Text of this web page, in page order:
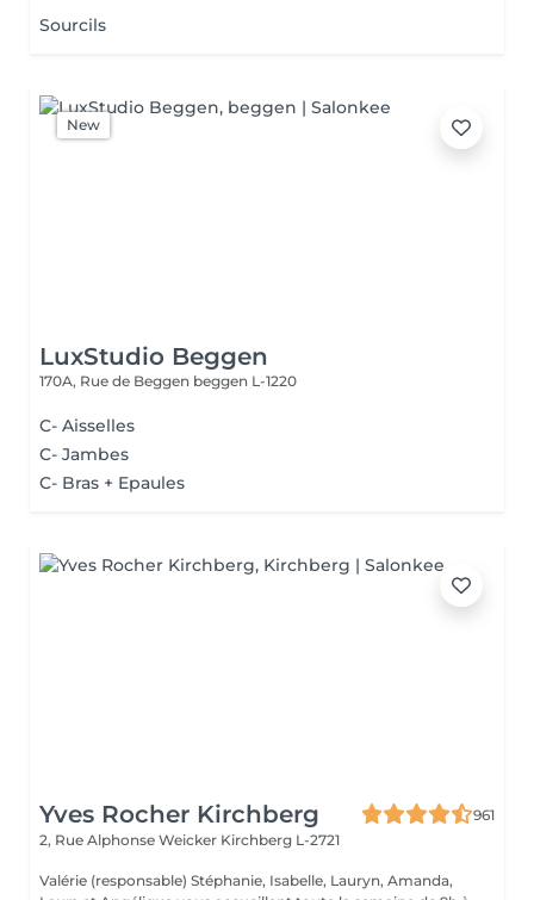
Sourcils
New
LuxStudio Beggen
170A, Rue de Beggen beggen L-1220
C- Aisselles
C- Jambes
C- Bras + Epaules
Yves Rocher Kirchberg
961
2, Rue Alphonse Weicker Kirchberg L-2721
Valérie (responsable) Stéphanie, Isabelle, Lauryn, Amanda,